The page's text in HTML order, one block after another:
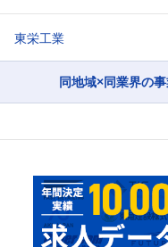
東栄工業
同地域×同業界の